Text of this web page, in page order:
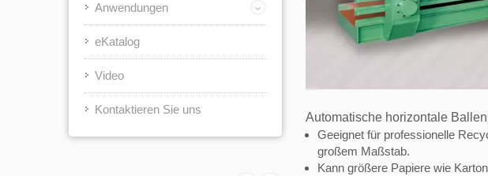
Anwendungen
eKatalog
Video
Kontaktieren Sie uns
Automatische horizontale
Geeignet für professionelle
großem Maßstab.
Kann größere Papiere wie